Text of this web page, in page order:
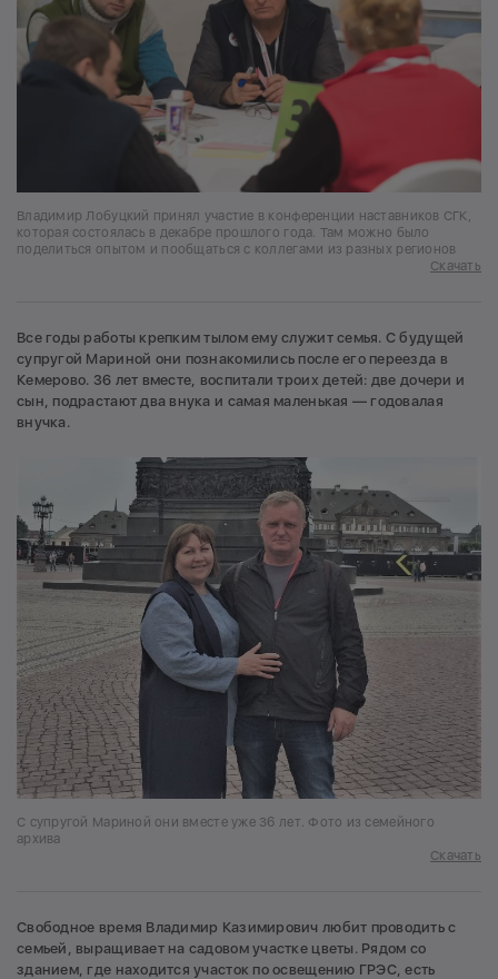
Владимир Лобуцкий принял участие в конференции наставников СГК,
которая состоялась в декабре прошлого года. Там можно было
поделиться опытом и пообщаться с коллегами из разных регионов
Скачать
Все годы работы крепким тылом ему служит семья. С будущей
супругой Мариной они познакомились после его переезда в
Кемерово. 36 лет вместе, воспитали троих детей: две дочери и
сын, подрастают два внука и самая маленькая — годовалая
внучка.
С супругой Мариной они вместе уже 36 лет. Фото из семейного
архива
Скачать
Свободное время Владимир Казимирович любит проводить с
семьей, выращивает на садовом участке цветы. Рядом со
зданием, где находится участок по освещению ГРЭС, есть